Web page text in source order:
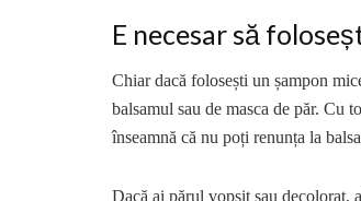
E necesar să
Chiar dacă folosești un șampon
balsamul sau de masca de păr. Cu
înseamnă că nu poți renunța la
Dacă ai părul vopsit sau decolorat,